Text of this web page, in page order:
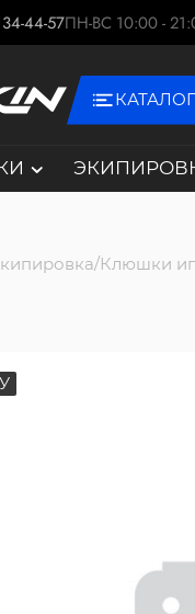
44-57ПН-ВС 10:00 -
КАТАЛОГ
Клюшки